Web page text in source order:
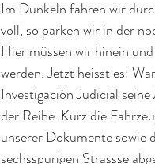
Im Dunkeln fahren wir
voll, so parken wir in der
Hier müssen wir hinein
werden. Jetzt heisst es:
Investigación Judicial
der Reihe. Kurz die
unserer Dokumente sowie
sechsspurigen Strassse